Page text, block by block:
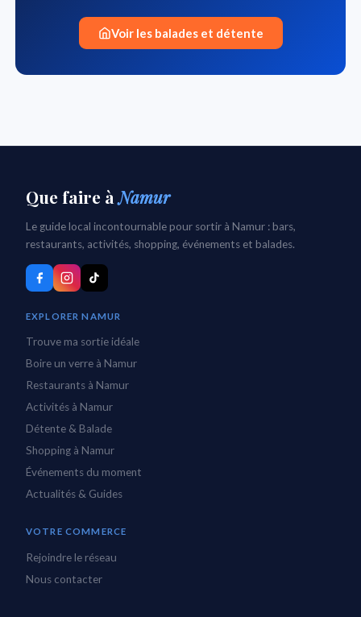
Voir les balades et détente
Que faire àNamur
Le guide local incontournable pour sortir à Namur : bars,
restaurants, activités, shopping, événements et balades.
EXPLORER NAMUR
Trouve ma sortie idéale
Boire un verre à Namur
Restaurants à Namur
Activités à Namur
Détente & Balade
Shopping à Namur
Événements du moment
Actualités & Guides
VOTRE COMMERCE
Rejoindre le réseau
Nous contacter